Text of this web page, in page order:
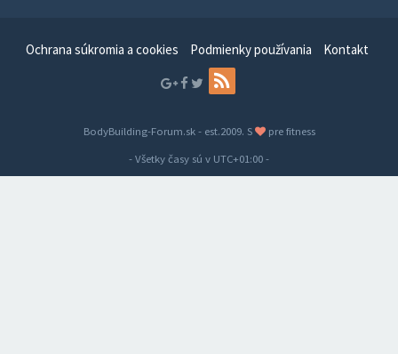
Ochrana súkromia a cookies Podmienky používania Kontakt
BodyBuilding-Forum.sk - est.2009. S
pre fitness
- Všetky časy sú v UTC+01:00-